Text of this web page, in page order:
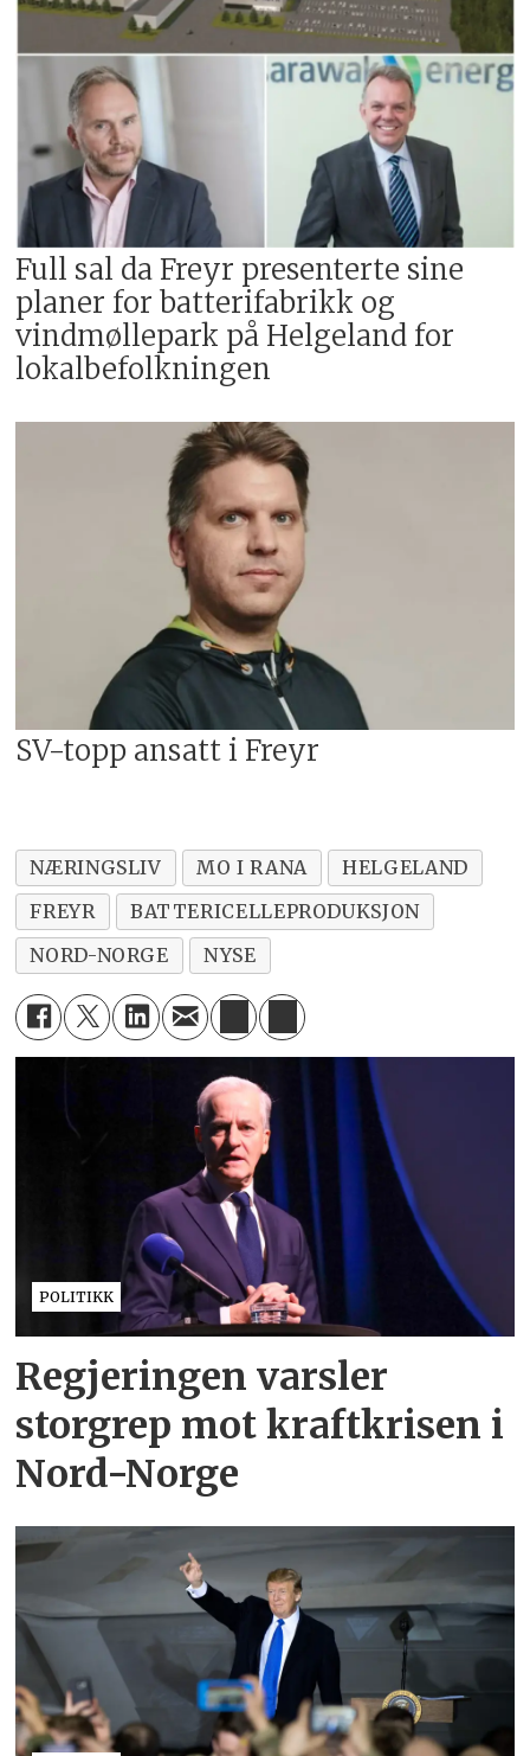
Full sal da Freyr presenterte sine
planer for batterifabrikk og
vindmøllepark på Helgeland for
lokalbefolkningen
SV-topp ansatt i Freyr
NÆRINGSLIV MO I RANA
HELGELAND
FREYR
BATTERICELLEPRODUKSJON
NORD-NORGE
NYSE
POLITIKK
Regjeringen varsler
storgrep mot kraftkrisen i
Nord-Norge